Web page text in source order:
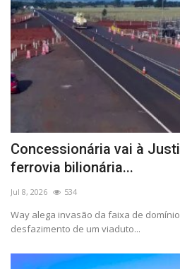
Concessionária vai à
ferrovia bilionária...
Jul 8, 2026 534
Way alega invasão da faixa de
desfazimento de um viaduto...